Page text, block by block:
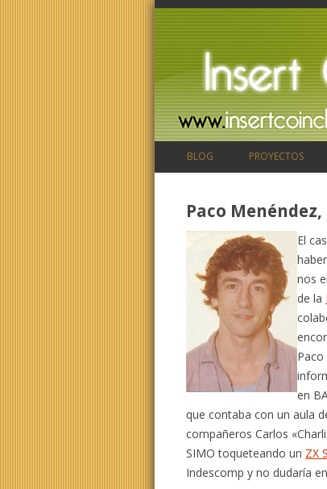
BLOG PROYECTOS
Paco
El
nos
de la
en
que contaba con un aula
compañeros Carlos
SIMO toqueteando un ZX
Indescomp y no dudaría